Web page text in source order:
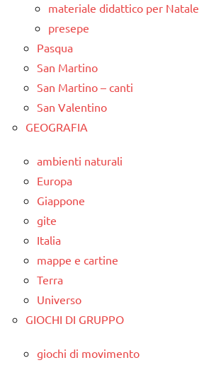
materiale didattico per Natale
presepe
Pasqua
San Martino
San Martino – canti
San Valentino
GEOGRAFIA
ambienti naturali
Europa
Giappone
gite
Italia
mappe e cartine
Terra
Universo
GIOCHI DI GRUPPO
giochi di movimento